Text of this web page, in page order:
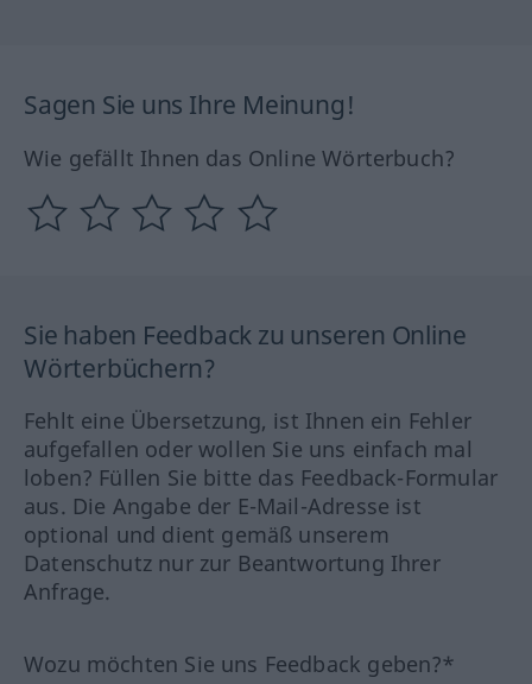
Sagen Sie uns Ihre Meinung!
Wie gefällt Ihnen das Online Wörterbuch?
Sie haben Feedback zu unseren Online
Wörterbüchern?
Fehlt eine Übersetzung, ist Ihnen ein Fehler
aufgefallen oder wollen Sie uns einfach mal
loben? Füllen Sie bitte das Feedback-Formular
aus. Die Angabe der E-Mail-Adresse ist
optional und dient gemäß unserem
Datenschutz nur zur Beantwortung Ihrer
Anfrage.
Wozu möchten Sie uns Feedback geben?*